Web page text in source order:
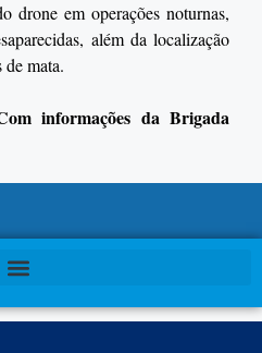
drone em operações noturnas,
além da localização
de mata.
informações da Brigada